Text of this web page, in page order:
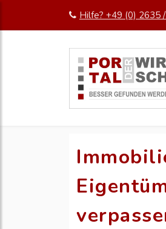
Hilfe? +49 (0) 2635